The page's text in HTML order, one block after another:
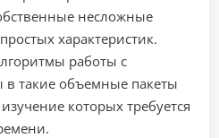
несложные
характеристик.
работы с
в такие объемные пакеты
которых требуется